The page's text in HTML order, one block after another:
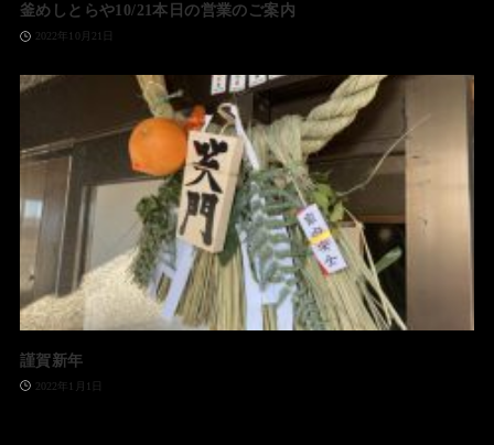
釜めしとらや10/21本日の営業のご案内
2022年10月21日
謹賀新年
2022年1月1日